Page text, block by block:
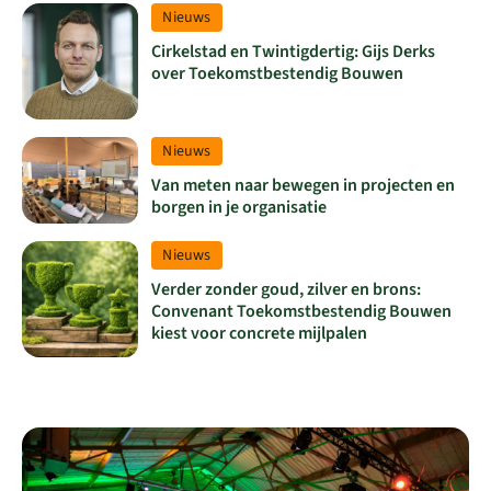
Bericht type
Nieuws
Cirkelstad en Twintigdertig: Gijs Derks
over Toekomstbestendig Bouwen
Lees meer over Cirkelstad en Twintigdertig: Gijs Derks over
Bericht type
Nieuws
Van meten naar bewegen in projecten en
borgen in je organisatie
Lees meer over Van meten naar bewegen in projecten en
Bericht type
Nieuws
Verder zonder goud, zilver en brons:
Convenant Toekomstbestendig Bouwen
kiest voor concrete mijlpalen
Lees meer over Verder zonder goud, zilver en brons: